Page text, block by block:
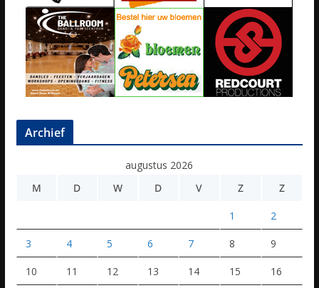
Archief
augustus 2026
M
D W D V Z Z
1 2
3 4 5 6 7 8 9
10 11 12 13 14 15 16